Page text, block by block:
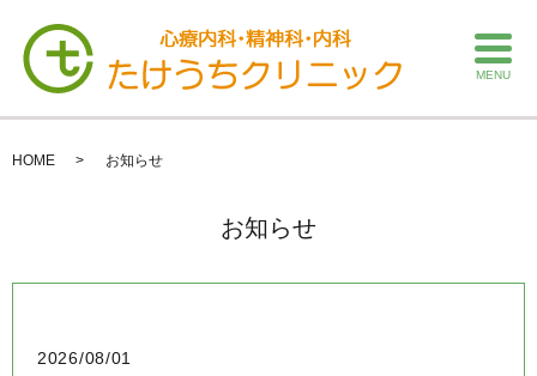
MENU
HOME お知らせ
お知らせ
2026/08/01